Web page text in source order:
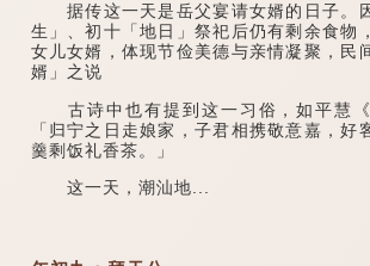
据传这一天是岳父宴请女婿的日子。
生」、初十「地日」祭祀后仍有剩余食物
女儿女婿，体现节俭美德与亲情凝聚，民
婿」之说
古诗中也有提到这一习俗，如平慧《
「归宁之日走娘家，子君相携敬意嘉，好
羹剩饭礼香茶。」
这一天，潮汕地...